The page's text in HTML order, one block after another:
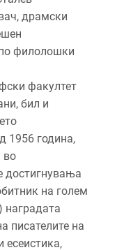
драмски
филолошки
факултет
бил и
1956 година,
во
достигнувања
на голем
наградата
писателите на
есеистика,